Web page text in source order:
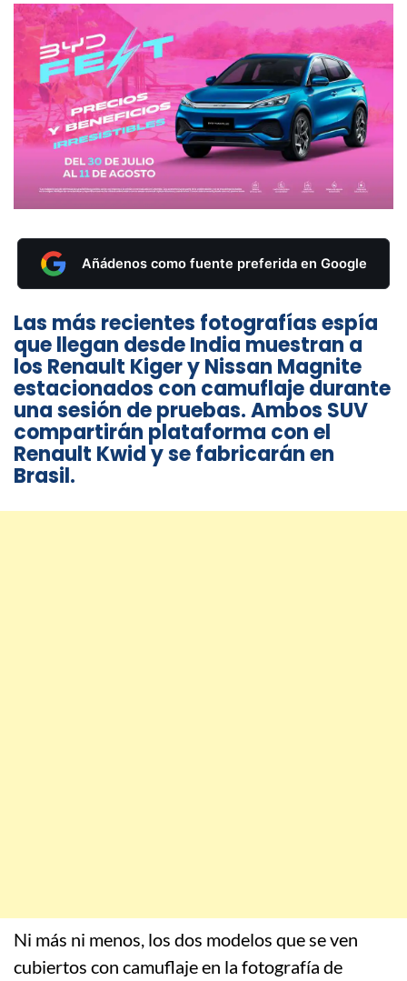
Añádenos como fuente preferida en Google
Las más recientes fotografías espía
que llegan desde India muestran a
los Renault Kiger y Nissan Magnite
estacionados con camuflaje durante
una sesión de pruebas. Ambos SUV
compartirán plataforma con el
Renault Kwid y se fabricarán en
Brasil.
Ni más ni menos, los dos modelos que se ven
cubiertos con camuflaje en la fotografía de